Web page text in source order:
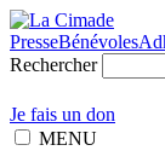
PresseBénévoles
Rechercher
Je fais un don
MENU